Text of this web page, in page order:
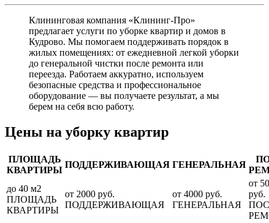
Клининговая компания «Клининг-Про»
предлагает услуги по уборке квартир и домов в
Кудрово. Мы помогаем поддерживать порядок в
жилых помещениях: от ежедневной легкой уборки
до генеральной чистки после ремонта или
переезда. Работаем аккуратно, используем
безопасные средства и профессиональное
оборудование — вы получаете результат, а мы
берем на себя всю работу.
Цены на уборку квартир
ПЛОЩАДЬ
КВАРТИРЫ
ПОДДЕРЖИВАЮЩАЯ ГЕНЕРАЛЬНАЯ
до 40 м2
ПЛОЩАДЬ
КВАРТИРЫ
от 2000 руб.
ПОДДЕРЖИВАЮЩАЯ
от 4000 руб.
ГЕНЕРАЛЬНАЯ
от
руб.